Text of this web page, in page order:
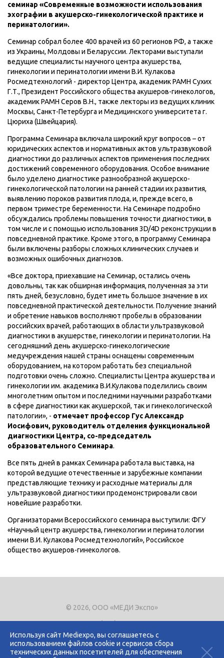
Используя сайт Mediexpo, вы соглашаетесь с
использованием файлов cookie и сервисов сбора
технических данных посетителей для обеспечения
семинар «Современные возможности использования
эхографии в акушерско-гинекологической практике и
перинатологии».
Семинар собрал более 400 врачей из 60 регионов РФ, а также
из Украины, Молдовы и Беларуссии. Лекторами выступали
ведущие специалисты научного центра акушерства,
гинекологии и перинатологии имени В.И. Кулакова
Росмедтехнологий - директор Центра, академик РАМН Сухих
Г.Т., Президент Российского общества акушеров-гинекологов,
академик РАМН Серов В.Н., также лекторы из ведущих клиник
Москвы, Санкт-Петербурга и Медицинского университета г.
Цюриха (Швейцария).
Программа Семинара включала широкий круг вопросов – от
юридических аспектов и нормативных актов ультразвуковой
диагностики до различных аспектов применения последних
достижений современного оборудования. Особое внимание
было уделено диагностике разнообразной акушерско-
гинекологической патологии на ранней стадии их развития,
выявлению пороков развития плода, и, прежде всего, в
первом триместре беременности. На Семинаре подробно
обсуждались проблемы повышения точности диагностики, в
том числе и с помощью использования 3D/4D реконструкции в
повседневной практике. Кроме этого, в программу Семинара
были включены разборы сложных клинических случаев и
возможных ошибочных диагнозов.
«Все доктора, приехавшие на Семинар, остались очень
довольны, так как обширная информация, полученная за эти
пять дней, безусловно, будет иметь большое значение в их
повседневной практической деятельности. Получение знаний
и обретение навыков восполняют пробелы в образовании
российских врачей, работающих в области ультразвуковой
диагностики в акушерстве, гинекологии и перинатологии. На
сегодняшний день акушерско-гинекологические
медучреждения нашей страны оснащены современным
оборудованием, на котором работать без специальной
подготовки очень сложно. Специалисты Центра акушерства и
гинекологии им. академика В.И.Кулакова поделились своим
многолетним опытом и последними научными разработками
в сфере диагностики как акушерской, так и гинекологической
патологии», - отмечает профессор Гус Александр
Иосифович, руководитель отделения функциональной
диагностики Центра, со-председатель
образовательного Семинара.
Все пять дней в рамках Семинара работала выставка, на
которой ведущие отечественные и зарубежные компании
представляющие технику и расходные материалы для
ультразвуковой диагностики продемонстрировали свои
новейшие разработки.
Организаторами Всероссийского семинара выступили: ФГУ
«Научный центр акушерства, гинекологии и перинатологии
имени В.И. Кулакова Росмедтехнологий», Российское
общество акушеров-гинекологов.
© 2026, ООО «МЕДИ Экспо»
Тел.+7 (495) 721-8866
E-mail:expo@mediexpo.ru
Контакты
Политика использования cookies